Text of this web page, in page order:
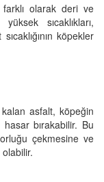
farklı olarak deri ve
sıcaklıkları,
köpekler
asfalt, köpeğin
bırakabilir. Bu
çekmesine ve